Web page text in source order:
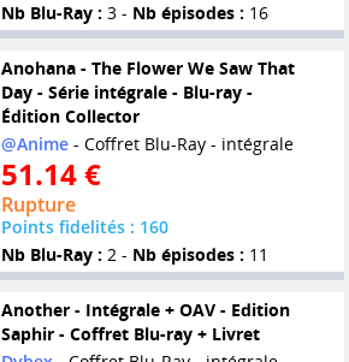
Nb Blu-Ray : 3 - Nb épisodes : 16
Anohana - The Flower We Saw That
Day - Série intégrale - Blu-ray -
Édition Collector
@Anime- Coffret Blu-Ray - intégrale
51.14 €
Rupture
Points fidelités : 160
Nb Blu-Ray : 2 - Nb épisodes : 11
Another - Intégrale + OAV - Edition
Saphir - Coffret Blu-ray + Livret